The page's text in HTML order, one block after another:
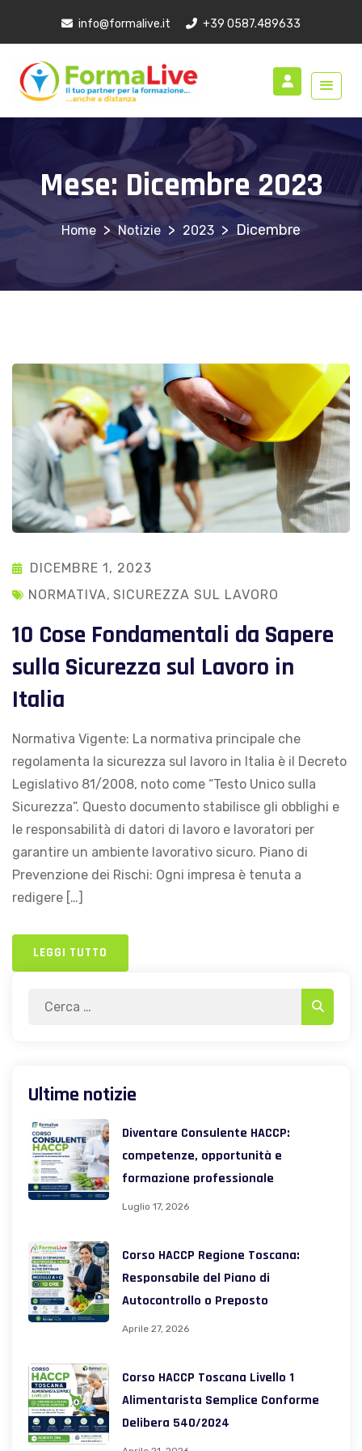
info@formalive.it +39 0587.489633
Mese: Dicembre 2023
> Notizie > 2023 > Dicembre
DICEMBRE 1, 2023
NORMATIVA, SICUREZZA SUL LAVORO
10 Cose Fondamentali da Sapere
sulla Sicurezza sul Lavoro in
Italia
Normativa Vigente: La normativa principale che
regolamenta la sicurezza sul lavoro in Italia è il Decreto
Legislativo 81/2008, noto come “Testo Unico sulla
Sicurezza”. Questo documento stabilisce gli obblighi e
le responsabilità di datori di lavoro e lavoratori per
garantire un ambiente lavorativo sicuro. Piano di
Prevenzione dei Rischi: Ogni impresa è tenuta a
redigere […]
LEGGI TUTTO
Search
Search
Ultime notizie
Diventare Consulente HACCP:
competenze, opportunità e
formazione professionale
Luglio 17, 2026
Corso HACCP Regione Toscana:
Responsabile del Piano di
Autocontrollo o Preposto
Aprile 27, 2026
Corso HACCP Toscana Livello 1
Alimentarista Semplice Conforme
Delibera 540/2024